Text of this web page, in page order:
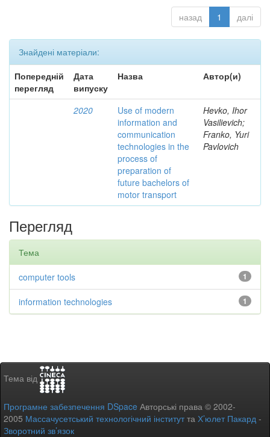
назад 1 далі
Знайдені матеріали:
Попередній
перегляд
Дата
випуску
Назва Автор(и)
2020
Use of modern
information and
communication
technologies in the
process of
preparation of
future bachelors of
motor transport
Hevko, Ihor
Vasilievich;
Franko, Yuri
Pavlovich
Перегляд
Тема
1
computer tools
1
information technologies
Тема від
Програмне забезпечення DSpace Авторські права © 2002-
2005 Массачусетський технологічний інститутта Х’юлет Пакард -
Зворотний зв’язок